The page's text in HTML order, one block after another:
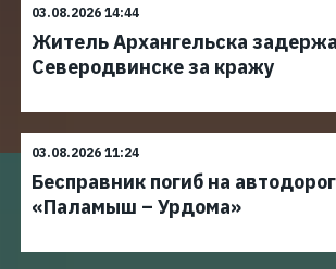
03.08.2026 14:44
Житель Архангельска
Северодвинске за кражу
03.08.2026 11:24
Бесправник погиб на
«Паламыш – Урдома»